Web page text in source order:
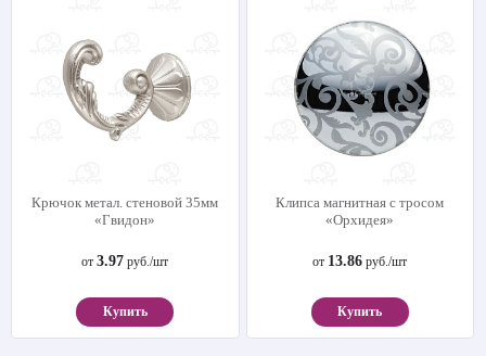
Крючок метал. стеновой 35мм
«Гвидон»
от3.97 руб./шт
Купить
Клипса магнитная с тросом
«Орхидея»
от 13.86 руб./шт
Купить